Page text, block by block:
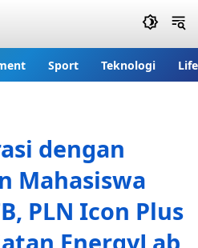
Sport Teknologi
dengan
Mahasiswa
PLN Icon Plus